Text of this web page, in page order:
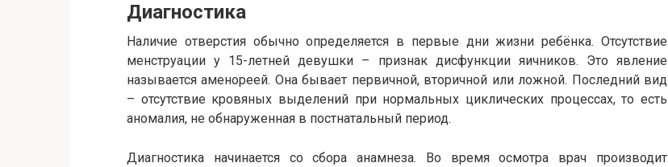
Диагностика
Наличие отверстия обычно определяется в первые дни жизни ребёнка. Отсутствие
менструации у 15-летней девушки – признак дисфункции яичников. Это явление
называется аменореей. Она бывает первичной, вторичной или ложной. Последний вид
– отсутствие кровяных выделений при нормальных циклических процессах, то есть
аномалия, не обнаруженная в постнатальный период.
Диагностика начинается со сбора анамнеза. Во время осмотра врач производит